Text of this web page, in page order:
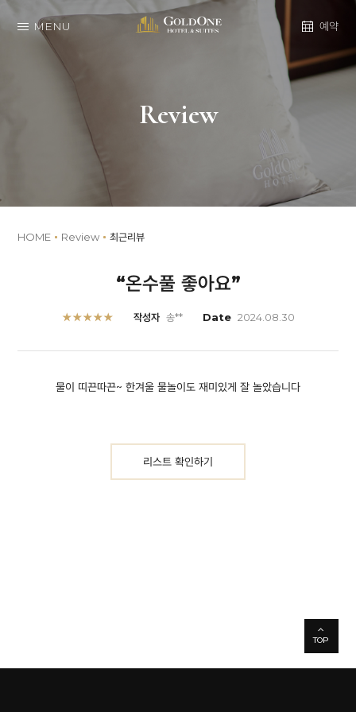
MENU 예약
Review
HOME Review 최근리뷰
“온수풀 좋아요”
★★★★★ 작성자 송** Date 2024.08.30
물이 띠끈따끈~ 한겨울 물놀이도 재미있게 잘 놀았습니다
리스트 확인하기
TOP